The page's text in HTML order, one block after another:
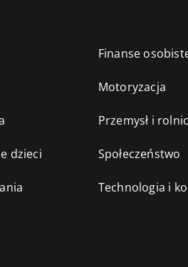
Finanse
Motoryzacja
Przemysł i
dzieci Społeczeństwo
Technologia i